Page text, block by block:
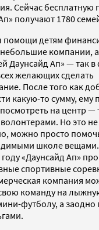
Сейчас
получают 1780
детям
компании,
Даунсайд Ап» — так
желающих сделать
После того как
какую-то сумму, ему
на центр —
волонтерами. Но это не
можно просто
школе вещами.
году «Даунсайд Ап»
спортивные
компания
команду на
футболу, а заодно